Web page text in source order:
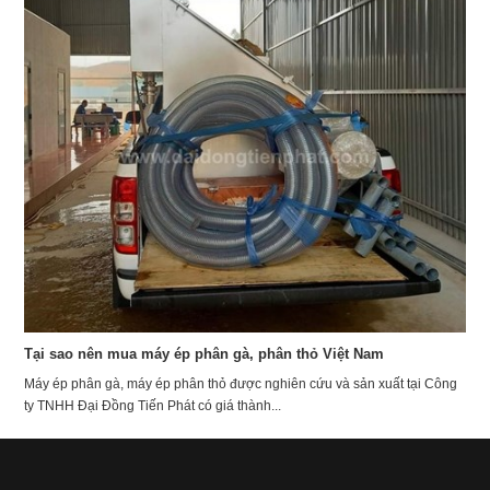
Tại sao nên mua máy ép phân gà, phân thỏ Việt Nam
Máy ép phân gà, máy ép phân thỏ được nghiên cứu và sản xuất tại Công
ty TNHH Đại Đồng Tiến Phát có giá thành...